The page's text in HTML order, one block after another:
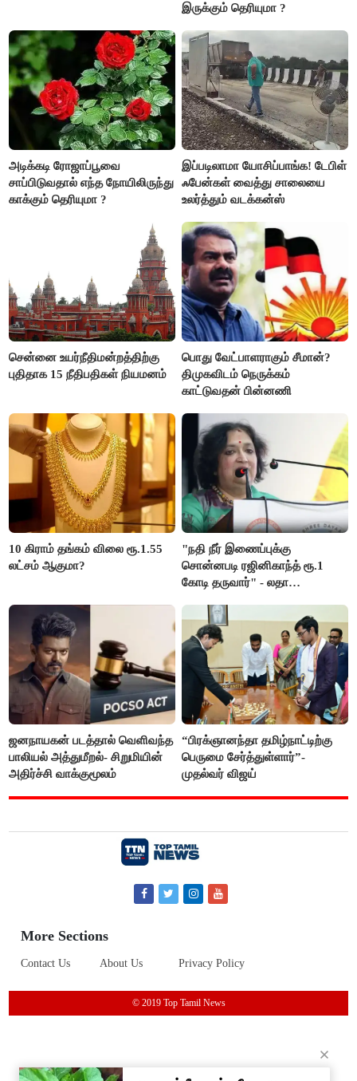
இருக்கும் தெரியுமா ?
அடிக்கடி ரோஜாப்பூவை
சாப்பிடுவதால் எந்த நோயிலிருந்து
காக்கும் தெரியுமா ?
இப்படிலாமா யோசிப்பாங்க! டேபிள்
ஃபேன்கள் வைத்து சாலையை
உலர்த்தும் வடக்கன்ஸ்
சென்னை உயர்நீதிமன்றத்திற்கு
புதிதாக 15 நீதிபதிகள் நியமனம்
பொது வேட்பாளராகும் சீமான்?
திமுகவிடம் நெருக்கம்
காட்டுவதன் பின்னணி
10 கிராம் தங்கம் விலை ரூ.1.55
லட்சம் ஆகுமா?
"நதி நீர் இணைப்புக்கு
சொன்னபடி ரஜினிகாந்த் ரூ.1
கோடி தருவார்" - லதா
ஜனநாயகன் படத்தால் வெளிவந்த
பாலியல் அத்துமீறல்- சிறுமியின்
அதிர்ச்சி வாக்குமூலம்
“பிரக்ஞானந்தா தமிழ்நாட்டிற்கு
பெருமை சேர்த்துள்ளார்”-
முதல்வர் விஜய்
More Sections
Contact Us About Us Privacy Policy
© 2019 Top Tamil News